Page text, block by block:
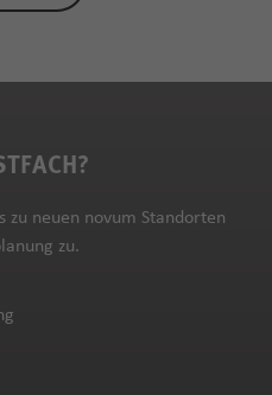
zu neuen novum Standorten
zu.